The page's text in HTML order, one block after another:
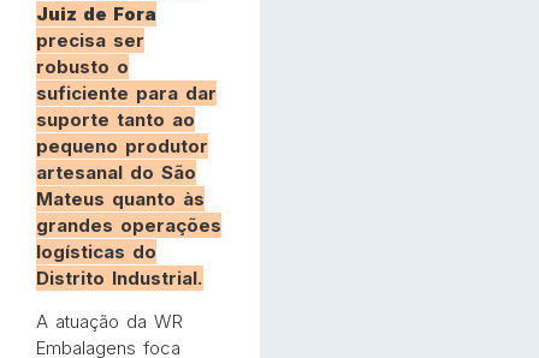
Juiz de Fora
precisa ser
robusto o
suficiente para dar
suporte tanto ao
pequeno produtor
artesanal do São
Mateus quanto às
grandes operações
logísticas do
Distrito Industrial.
A atuação da WR
Embalagens foca